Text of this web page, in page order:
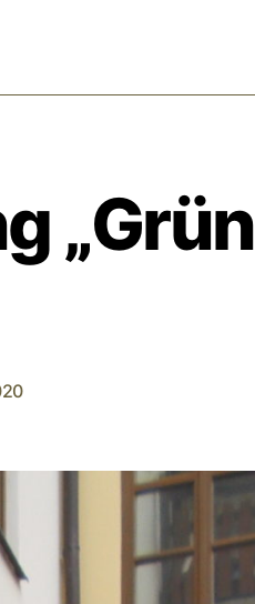
„Grün